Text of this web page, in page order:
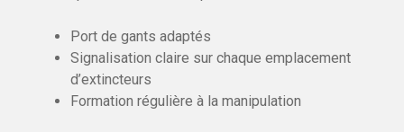
Port de gants adaptés
Signalisation claire sur chaque emplacement
d’extincteurs
Formation régulière à la manipulation